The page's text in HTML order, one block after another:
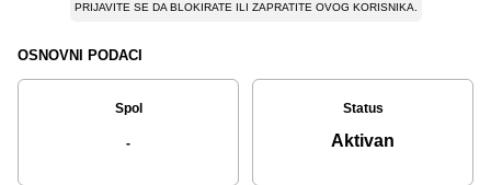
PRIJAVITE SE DA BLOKIRATE ILI ZAPRATITE OVOG KORISNIKA.
OSNOVNI PODACI
Spol
-
Status
Aktivan